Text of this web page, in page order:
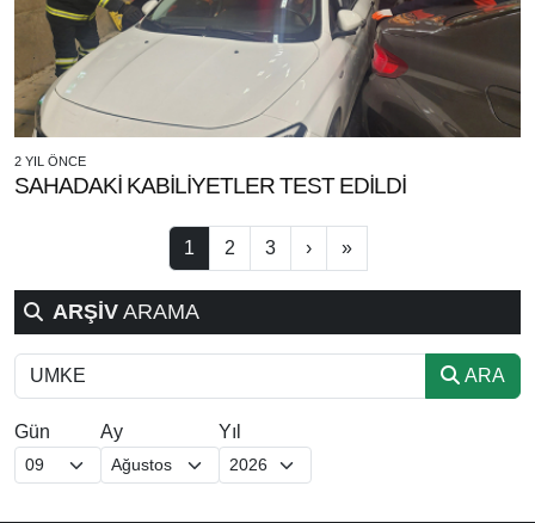
2 YIL ÖNCE
SAHADAKİ KABİLİYETLER TEST EDİLDİ
1 2 3 › »
ARŞİV ARAMA
ARA
Gün Ay Yıl